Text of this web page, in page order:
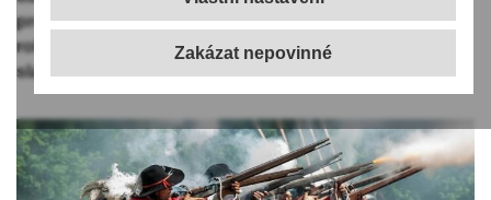
problém. Stačí vystoupat na 48 metrů vysokou
rohovou radniční věž, která bude po celé tři dny
slavností otevřená.